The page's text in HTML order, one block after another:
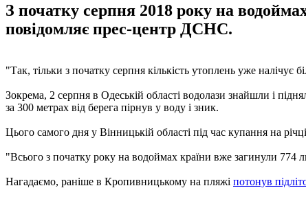
З початку серпня 2018 року на
повідомляє прес-центр ДСНС.
"Так, тільки з початку серпня кількість утоплень уже налічує
Зокрема, 2 серпня в Одеській області водолази знайшли і
за 300 метрах від берега пірнув у воду і зник.
Цього самого дня у Вінницькій області під час купання на
"Всього з початку року на водоймах країни вже загинули 774
Нагадаємо, раніше в Кропивницькому на пляжі потонув